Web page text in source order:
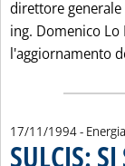
direttore generale
ing. Domenico
l'aggiornamento
17/11/1994-
SULCIS: